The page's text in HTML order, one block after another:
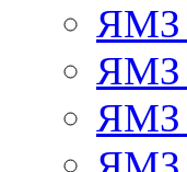
ЯМЗ
ЯМЗ
ЯМЗ